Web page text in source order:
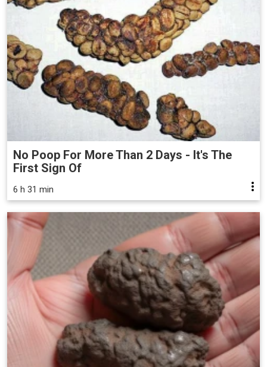
No Poop For More Than 2 Days - It's The
First Sign Of
6 h 31 min